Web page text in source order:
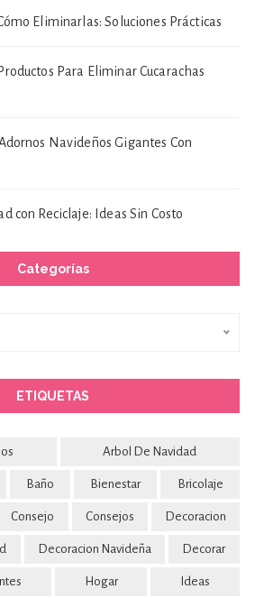
Eliminarlas: Soluciones Prácticas
Para Eliminar Cucarachas
Navideños Gigantes Con
con Reciclaje: Ideas Sin Costo
Categorías
ETIQUETAS
Arbol De Navidad
Baño Bienestar Bricolaje
Consejo Consejos Decoracion
Decoracion Navideña Decorar
Hogar Ideas